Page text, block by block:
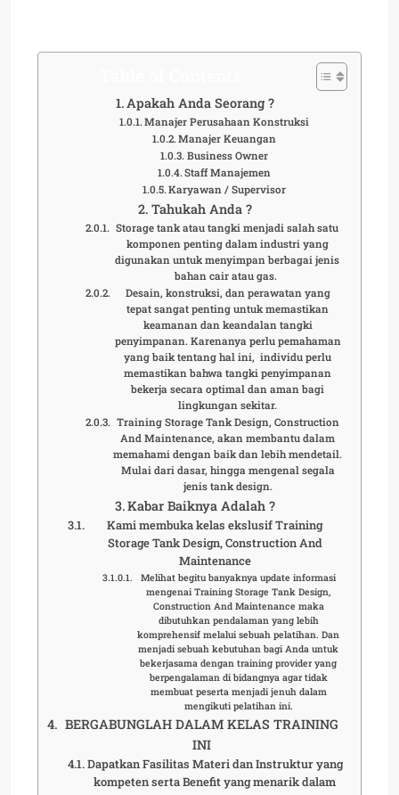
Apakah Anda Seorang ?
Manajer Perusahaan Konstruksi
Manajer Keuangan
Business Owner
Staff Manajemen
Karyawan / Supervisor
Tahukah Anda ?
Storage tank atau tangki menjadi salah satu
komponen penting dalam industri yang
digunakan untuk menyimpan berbagai jenis
bahan cair atau gas.
Desain, konstruksi, dan perawatan yang
tepat sangat penting untuk memastikan
keamanan dan keandalan tangki
penyimpanan. Karenanya perlu pemahaman
yang baik tentang hal ini, individu perlu
memastikan bahwa tangki penyimpanan
bekerja secara optimal dan aman bagi
lingkungan sekitar.
Training Storage Tank Design, Construction
And Maintenance, akan membantu dalam
memahami dengan baik dan lebih mendetail.
Mulai dari dasar, hingga mengenal segala
jenis tank design.
Kabar Baiknya Adalah ?
Kami membuka kelas ekslusif Training
Storage Tank Design, Construction And
Maintenance
Melihat begitu banyaknya update informasi
mengenai Training Storage Tank Design,
Construction And Maintenance maka
dibutuhkan pendalaman yang lebih
komprehensif melalui sebuah pelatihan. Dan
menjadi sebuah kebutuhan bagi Anda untuk
bekerjasama dengan training provider yang
berpengalaman di bidangnya agar tidak
membuat peserta menjadi jenuh dalam
mengikuti pelatihan ini.
BERGABUNGLAH DALAM KELAS TRAINING
INI
Dapatkan Fasilitas Materi dan Instruktur yang
kompeten serta Benefit yang menarik dalam